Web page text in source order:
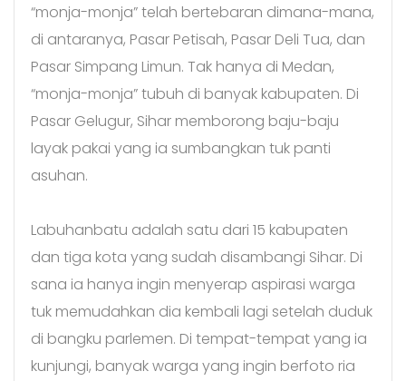
“monja-monja” telah bertebaran dimana-mana,
di antaranya, Pasar Petisah, Pasar Deli Tua, dan
Pasar Simpang Limun. Tak hanya di Medan,
“monja-monja” tubuh di banyak kabupaten. Di
Pasar Gelugur, Sihar memborong baju-baju
layak pakai yang ia sumbangkan tuk panti
asuhan.
Labuhanbatu adalah satu dari 15 kabupaten
dan tiga kota yang sudah disambangi Sihar. Di
sana ia hanya ingin menyerap aspirasi warga
tuk memudahkan dia kembali lagi setelah duduk
di bangku parlemen. Di tempat-tempat yang ia
kunjungi, banyak warga yang ingin berfoto ria